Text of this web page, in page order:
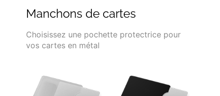
Manchons de cartes
Choisissez une pochette protectrice pour
vos cartes en métal